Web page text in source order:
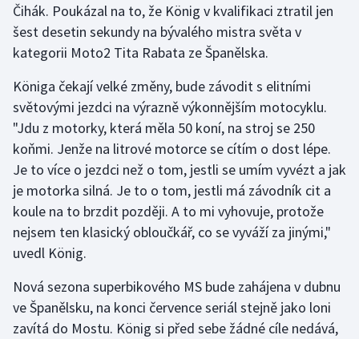
Parasport
Plavání
Plážový volejbal
Ragby
Rychlobruslení
Rychlostní kanoistika
Short track
Sportovní střelba
Stolní tenis
Čihák. Poukázal na to, že König v kvalifikaci ztratil jen
šest desetin sekundy na bývalého mistra světa v
kategorii Moto2 Tita Rabata ze Španělska.
Königa čekají velké změny, bude závodit s elitními
světovými jezdci na výrazně výkonnějším motocyklu.
"Jdu z motorky, která měla 50 koní, na stroj se 250
koňmi. Jenže na litrové motorce se cítím o dost lépe.
Je to více o jezdci než o tom, jestli se umím vyvézt a jak
je motorka silná. Je to o tom, jestli má závodník cit a
koule na to brzdit později. A to mi vyhovuje, protože
nejsem ten klasický obloučkář, co se vyváží za jinými,"
uvedl König.
Nová sezona superbikového MS bude zahájena v dubnu
ve Španělsku, na konci července seriál stejně jako loni
zavítá do Mostu. König si před sebe žádné cíle nedává,